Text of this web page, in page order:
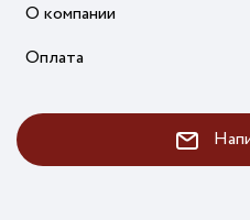
О компании
Оплата